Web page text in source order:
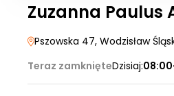
Zuzanna Paulus
Pszowska 47, Wodzisław
Teraz zamknięteDzisiaj: